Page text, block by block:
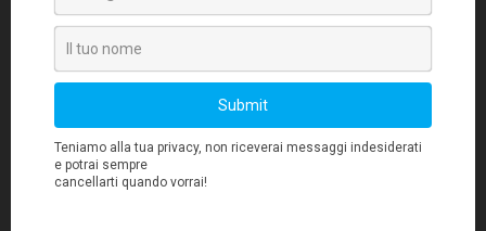
(-19%), mentre si prevedono ottime
opportunità nel settore Ho.Re.Ca (+26%).
Confronto tra dimensioni aziendali
Analizzando la ricerca dal punto di vista delle
dimensioni aziendali, sono riscontrate